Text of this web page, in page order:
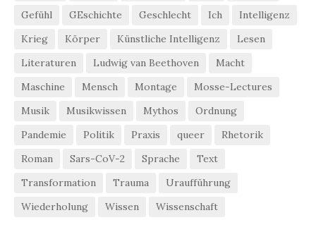
Gefühl GEschichte Geschlecht Ich
Intelligenz
Krieg
Körper Künstliche Intelligenz
Lesen
Literaturen
Ludwig van Beethoven
Macht
Maschine
Mensch Montage
Mosse-Lectures
Musik
Musikwissen Mythos
Ordnung
Pandemie
Politik Praxis queer
Rhetorik
Roman
Sars-CoV-2 Sprache
Text
Transformation
Trauma
Uraufführung
Wiederholung
Wissen Wissenschaft